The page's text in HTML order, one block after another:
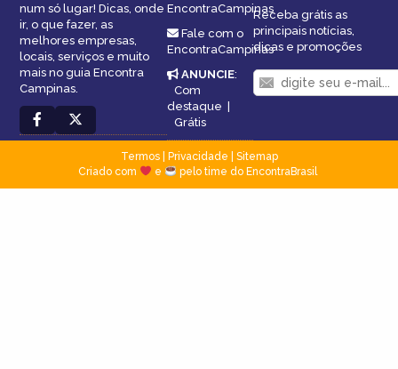
num só lugar! Dicas, onde
ir, o que fazer, as
melhores empresas,
locais, serviços e muito
mais no guia Encontra
Campinas.
EncontraCampinas
Fale com o
EncontraCampinas
ANUNCIE:
Com
destaque |
Grátis
Receba grátis as
principais notícias,
dicas e promoções
Termos| Privacidade
Sitemap
Criado com
e pelo time do EncontraBrasil